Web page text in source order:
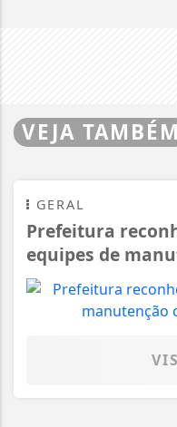
VEJA TAMBÉM
GERAL
Prefeitura
equipes de